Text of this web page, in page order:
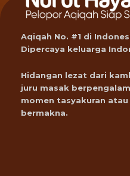
Aqiqah No. #1 di
Dipercaya keluarga
Hidangan lezat dari
juru masak
momen tasyakuran
bermakna.